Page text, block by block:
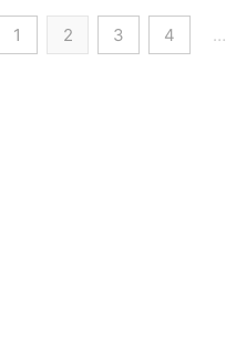
在では、わずかな蒸留所がその
統を守り、独自のウイスキ ...
ワインの世界は、一口に言って
その奥は計り知れません。しか
し、難しそうだからと敬遠する
1 2 3 4 …